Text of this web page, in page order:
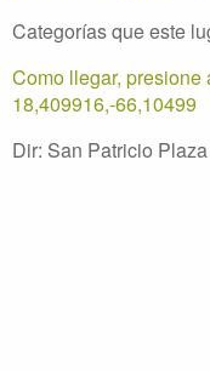
Categorías que este
Como llegar, presione
18,409916,-66,10499
Dir: San Patricio Plaza